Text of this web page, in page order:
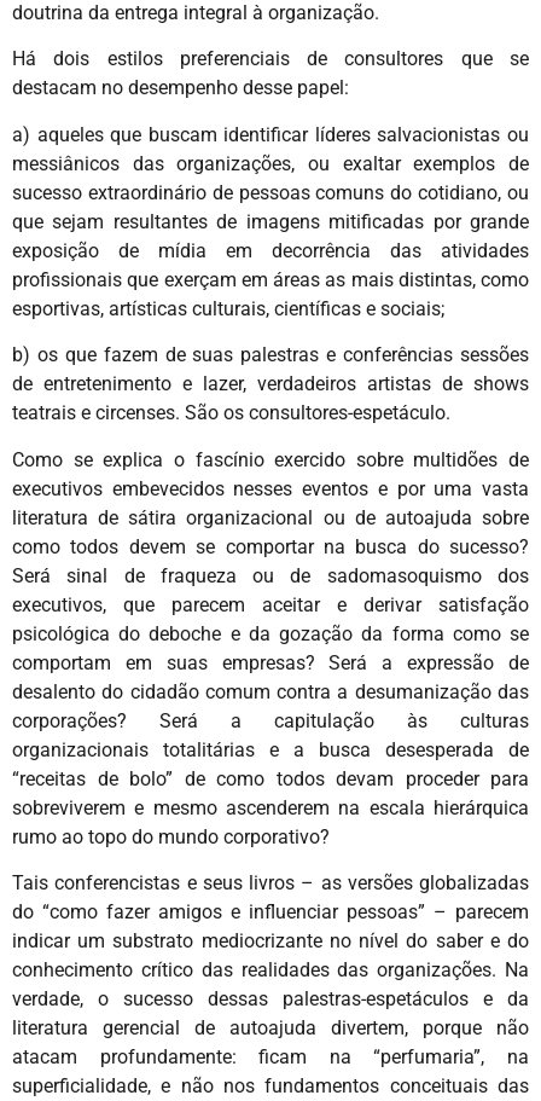
doutrina da entrega integral à organização.
Há dois estilos preferenciais de consultores que se
destacam no desempenho desse papel:
a) aqueles que buscam identificar líderes salvacionistas ou
messiânicos das organizações, ou exaltar exemplos de
sucesso extraordinário de pessoas comuns do cotidiano, ou
que sejam resultantes de imagens mitificadas por grande
exposição de mídia em decorrência das atividades
profissionais que exerçam em áreas as mais distintas, como
esportivas, artísticas culturais, científicas e sociais;
b) os que fazem de suas palestras e conferências sessões
de entretenimento e lazer, verdadeiros artistas de shows
teatrais e circenses. São os consultores-espetáculo.
Como se explica o fascínio exercido sobre multidões de
executivos embevecidos nesses eventos e por uma vasta
literatura de sátira organizacional ou de autoajuda sobre
como todos devem se comportar na busca do sucesso?
Será sinal de fraqueza ou de sadomasoquismo dos
executivos, que parecem aceitar e derivar satisfação
psicológica do deboche e da gozação da forma como se
comportam em suas empresas? Será a expressão de
desalento do cidadão comum contra a desumanização das
corporações? Será a capitulação às culturas
organizacionais totalitárias e a busca desesperada de
“receitas de bolo” de como todos devam proceder para
sobreviverem e mesmo ascenderem na escala hierárquica
rumo ao topo do mundo corporativo?
Tais conferencistas e seus livros – as versões globalizadas
do “como fazer amigos e influenciar pessoas” – parecem
indicar um substrato mediocrizante no nível do saber e do
conhecimento crítico das realidades das organizações. Na
verdade, o sucesso dessas palestras-espetáculos e da
literatura gerencial de autoajuda divertem, porque não
atacam profundamente: ficam na “perfumaria”, na
superficialidade, e não nos fundamentos conceituais das